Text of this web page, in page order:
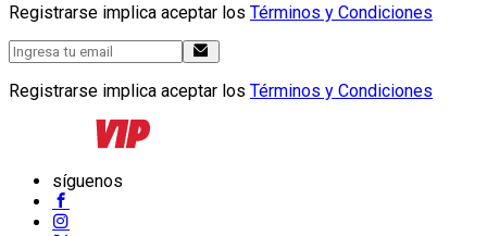
Registrarse implica aceptar los Términos y Condiciones
Registrarse implica aceptar los Términos y Condiciones
síguenos